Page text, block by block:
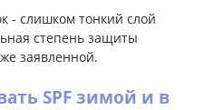
- слишком тонкий слой
степень защиты
заявленной.
SPF зимой и в